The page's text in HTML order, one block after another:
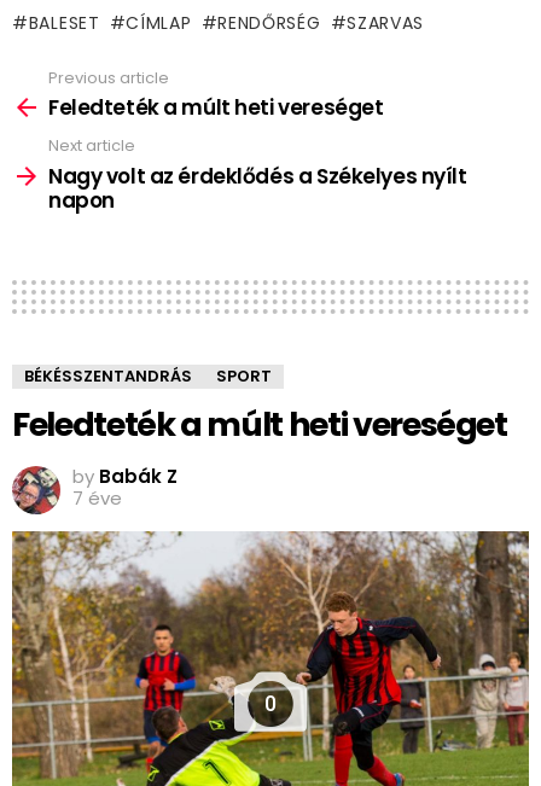
BALESET CÍMLAP RENDŐRSÉG SZARVAS
more
Previous article
Feledteték a múlt heti vereséget
Next article
Nagy volt az érdeklődés a Székelyes nyílt
napon
BÉKÉSSZENTANDRÁS SPORT
Feledteték a múlt heti vereséget
by Babák Z
7 éve
0